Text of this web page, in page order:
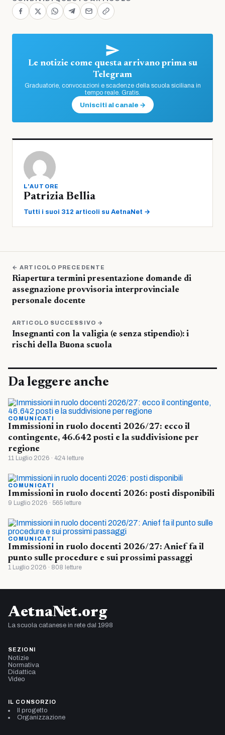
Le notizie come questa arrivano prima su
Telegram
Graduatorie, convocazioni e scadenze della scuola siciliana in
tempo reale. Gratis.
Unisciti al canale →
L'AUTORE
Patrizia Bellia
Tutti i suoi 312 articoli su AetnaNet →
← ARTICOLO PRECEDENTE
Riapertura termini presentazione domande di
assegnazione provvisoria interprovinciale
personale docente
ARTICOLO SUCCESSIVO →
Insegnanti con la valigia (e senza stipendio): i
rischi della Buona scuola
Da leggere anche
COMUNICATI
Immissioni in ruolo docenti 2026/27: ecco il
contingente, 46.642 posti e la suddivisione per
regione
11 Luglio 2026 · 424 letture
COMUNICATI
Immissioni in ruolo docenti 2026: posti disponibili
9 Luglio 2026 · 565 letture
COMUNICATI
Immissioni in ruolo docenti 2026/27: Anief fa il
punto sulle procedure e sui prossimi passaggi
1 Luglio 2026 · 808 letture
AetnaNet.org
La scuola catanese in rete dal 1998
SEZIONI
Notizie
Normativa
Didattica
Video
IL CONSORZIO
Il progetto
Organizzazione